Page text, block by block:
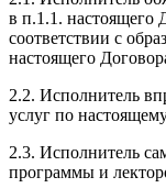
в п.1.1. настоящего
соответствии с
настоящего
2.2. Исполнитель
услуг по
2.3. Исполнитель
программы и